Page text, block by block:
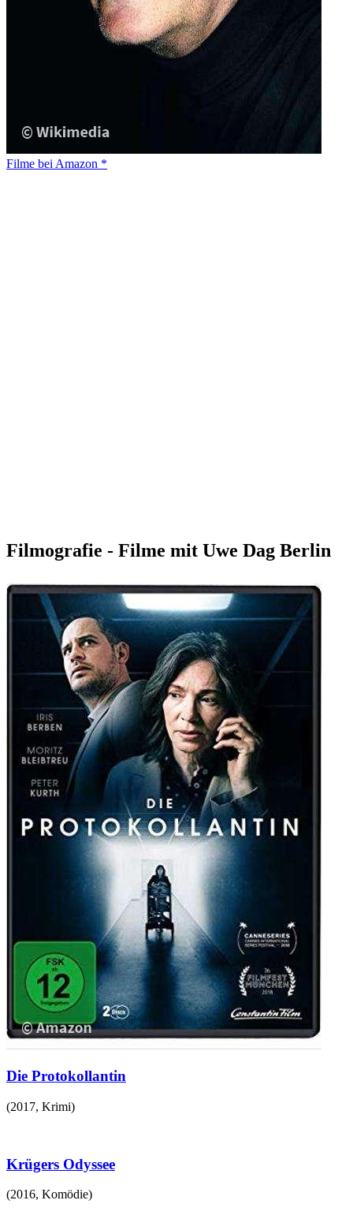
Filme bei Amazon *
Filmografie - Filme mit Uwe Dag Berlin
Die Protokollantin
(2017, Krimi)
Krügers Odyssee
(2016, Komödie)